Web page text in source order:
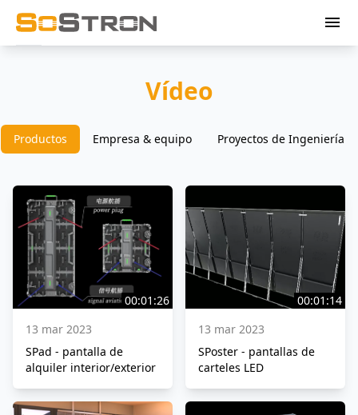
menu
Vídeo
Productos Empresa & equipo Proyectos de Ingeniería
00:01:26
13 mar 2023
SPad - pantalla de
alquiler interior/exterior
00:01:14
13 mar 2023
SPoster - pantallas de
carteles LED